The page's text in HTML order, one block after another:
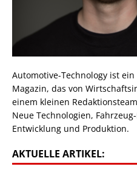
Automotive-Technology ist
Magazin, das von
einem kleinen
Neue Technologien,
Entwicklung und Produktion.
AKTUELLE ARTIKEL: